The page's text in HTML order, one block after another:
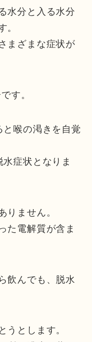
水分と入る水分
。
まざまな症状が
す。
喉の渇きを自覚
症状となりま
りません。
た電解質が含ま
飲んでも、脱水
うとします。